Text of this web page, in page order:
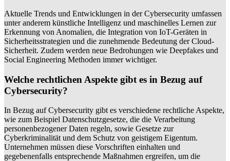
Aktuelle Trends und Entwicklungen in der Cybersecurity umfassen
unter anderem künstliche Intelligenz und maschinelles Lernen zur
Erkennung von Anomalien, die Integration von IoT-Geräten in
Sicherheitsstrategien und die zunehmende Bedeutung der Cloud-
Sicherheit. Zudem werden neue Bedrohungen wie Deepfakes und
Social Engineering Methoden immer wichtiger.
Welche rechtlichen Aspekte gibt es in Bezug auf
Cybersecurity?
In Bezug auf Cybersecurity gibt es verschiedene rechtliche Aspekte,
wie zum Beispiel Datenschutzgesetze, die die Verarbeitung
personenbezogener Daten regeln, sowie Gesetze zur
Cyberkriminalität und dem Schutz von geistigem Eigentum.
Unternehmen müssen diese Vorschriften einhalten und
gegebenenfalls entsprechende Maßnahmen ergreifen, um die